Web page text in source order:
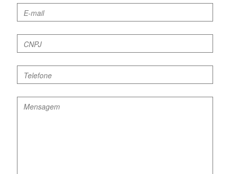
E-mail
CNPJ
Telefone
Mensagem